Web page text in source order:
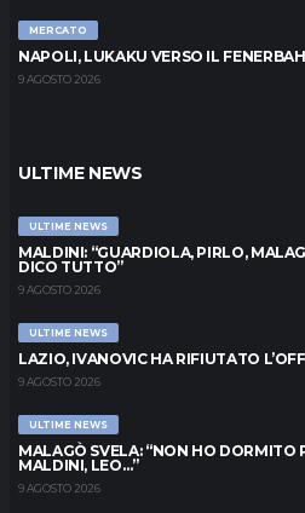
MERCATO
NAPOLI, LUKAKU VERSO IL
9 AGOSTO 2026
ULTIME NEWS
ULTIME NEWS
MALDINI: “GUARDIOLA, PIRLO,
DICO TUTTO”
9 AGOSTO 2026
ULTIME NEWS
LAZIO, IVANOVIC HA RIFIUTATO
9 AGOSTO 2026
ULTIME NEWS
MALAGÒ SVELA: “NON HO DORMITO
MALDINI, LEO…”
9 AGOSTO 2026